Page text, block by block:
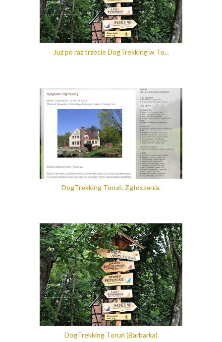
Już po raz trzecie DogTrekking w To...
DogTrekking Toruń. Zgłoszenia.
DogTrekking Toruń (Barbarka)